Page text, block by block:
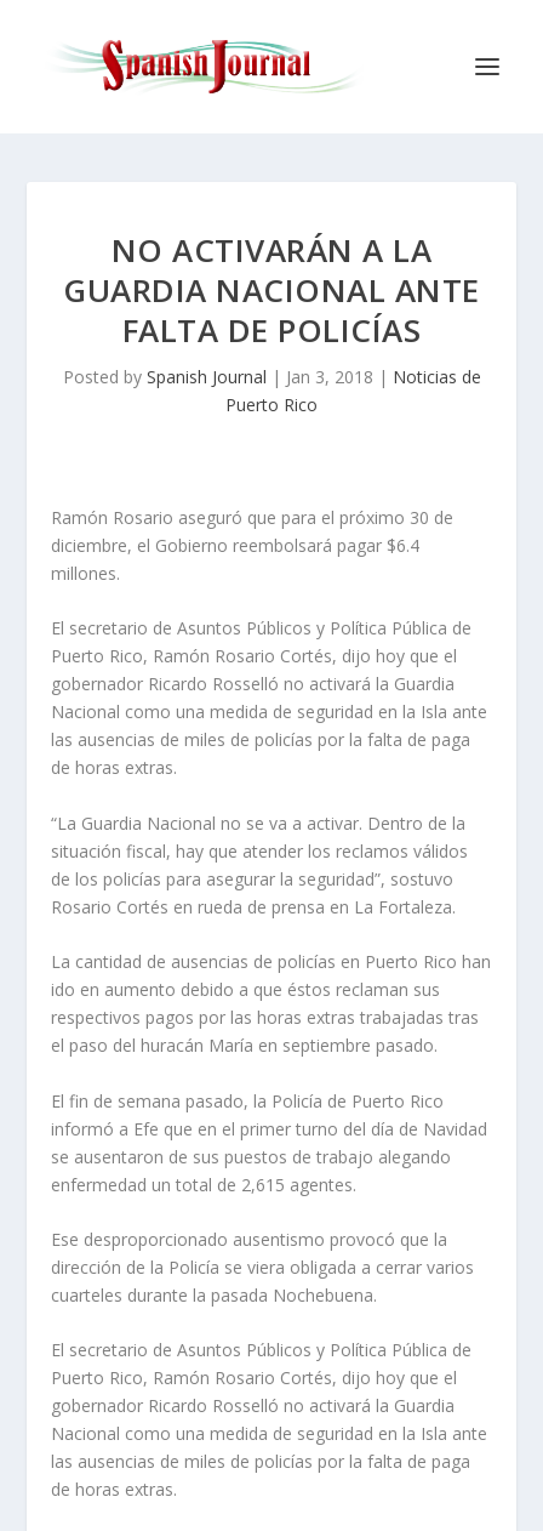
NO ACTIVARÁN A LA
GUARDIA NACIONAL ANTE
FALTA DE POLICÍAS
Posted by Spanish Journal | Jan 3, 2018 | Noticias de
Puerto Rico
Ramón Rosario aseguró que para el próximo 30 de
diciembre, el Gobierno reembolsará pagar $6.4
millones.
El secretario de Asuntos Públicos y Política Pública de
Puerto Rico, Ramón Rosario Cortés, dijo hoy que el
gobernador Ricardo Rosselló no activará la Guardia
Nacional como una medida de seguridad en la Isla ante
las ausencias de miles de policías por la falta de paga
de horas extras.
“La Guardia Nacional no se va a activar. Dentro de la
situación fiscal, hay que atender los reclamos válidos
de los policías para asegurar la seguridad”, sostuvo
Rosario Cortés en rueda de prensa en La Fortaleza.
La cantidad de ausencias de policías en Puerto Rico han
ido en aumento debido a que éstos reclaman sus
respectivos pagos por las horas extras trabajadas tras
el paso del huracán María en septiembre pasado.
El fin de semana pasado, la Policía de Puerto Rico
informó a Efe que en el primer turno del día de Navidad
se ausentaron de sus puestos de trabajo alegando
enfermedad un total de 2,615 agentes.
Ese desproporcionado ausentismo provocó que la
dirección de la Policía se viera obligada a cerrar varios
cuarteles durante la pasada Nochebuena.
El secretario de Asuntos Públicos y Política Pública de
Puerto Rico, Ramón Rosario Cortés, dijo hoy que el
gobernador Ricardo Rosselló no activará la Guardia
Nacional como una medida de seguridad en la Isla ante
las ausencias de miles de policías por la falta de paga
de horas extras.